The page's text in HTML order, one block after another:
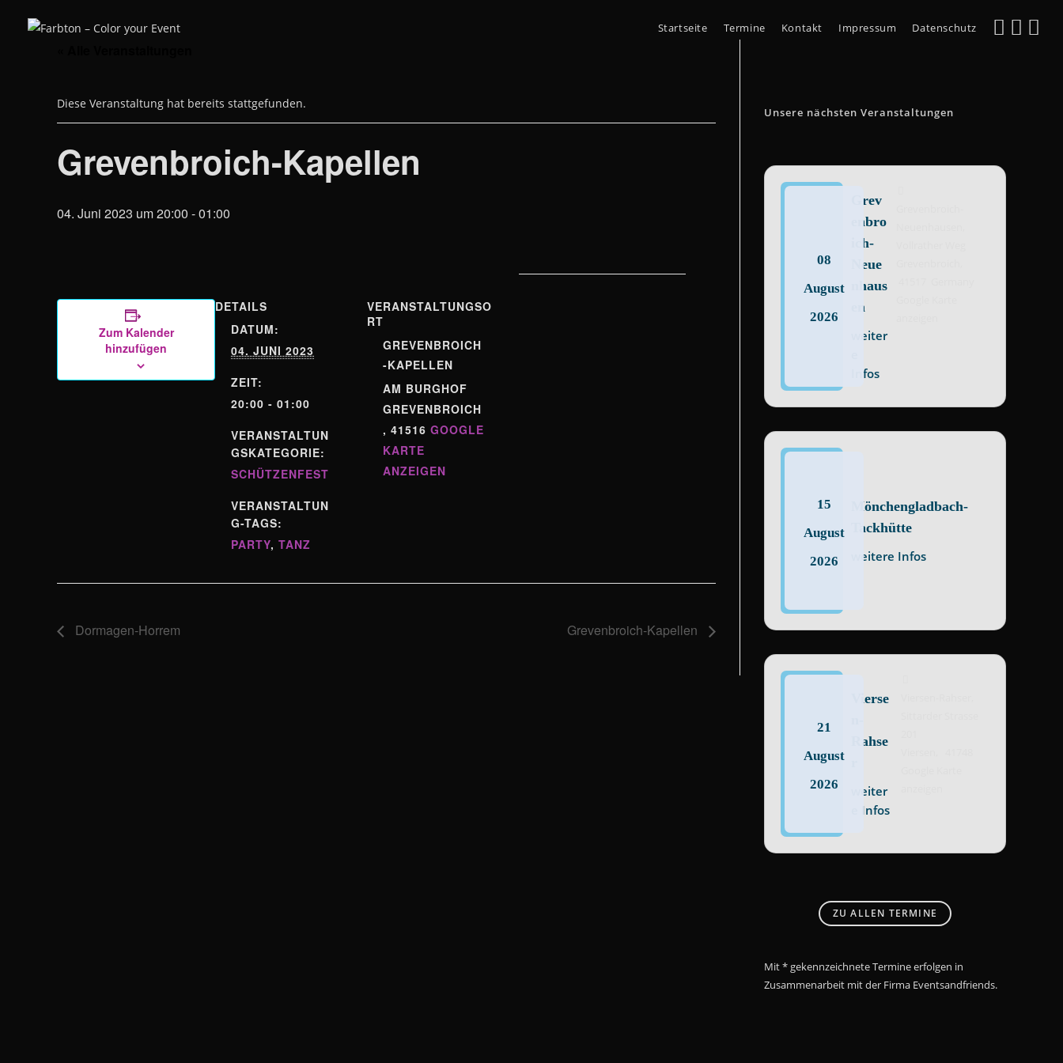
Inhalt
Startseite Termine Kontakt Impressum Datenschutz
Diese Veranstaltung hat bereits stattgefunden.
Grevenbroich-Kapellen
04. Juni 2023 um 20:00 -01:00
Zum Kalender
hinzufügen
DETAILS
DATUM:
04. JUNI 2023
ZEIT:
20:00 - 01:00
VERANSTALTUN
GSKATEGORIE:
SCHÜTZENFEST
VERANSTALTUN
G-TAGS:
PARTY, TANZ
VERANSTALTUNGSO
RT
GREVENBROICH
-KAPELLEN
AM BURGHOF
GREVENBROICH
, 41516 GOOGLE
KARTE
ANZEIGEN
Dormagen-Horrem Grevenbroich-Kapellen
Unsere nächsten Veranstaltungen
08
August
2026
Grev
enbro
ich-
Neue
nhaus
en
weiter
Infos
15
August
2026
Mönchengladbach-
Tackhütte
weitere Infos
21
August
2026
Vierse
Rahse
weiter
e Infos
ZU ALLEN TERMINE
Mit * gekennzeichnete Termine erfolgen in
Zusammenarbeit mit der Firma Eventsandfriends.